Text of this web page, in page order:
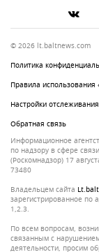
© 2026 lt.baltnews.com
Политика
Правила использования
Настройки отслеживания
Обратная связь
Информационное
по надзору в сфере
(Роскомнадзор) 17
73480
Владельцем сайта
зарегистрированное по
1,2.3.
По всем вопросам,
связанным с
деятельности, просим